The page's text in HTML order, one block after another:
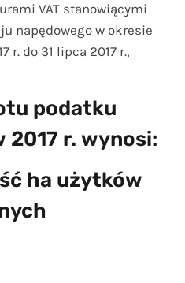
VAT stanowiącymi
napędowego w okresie
r. do 31 lipca 2017 r.,
podatku
2017 r. wynosi:
ha użytków